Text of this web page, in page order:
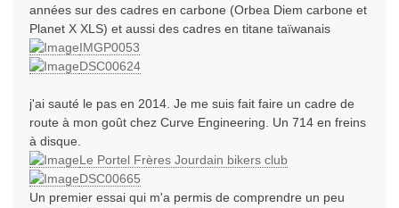
années sur des cadres en carbone (Orbea Diem carbone et
Planet X XLS) et aussi des cadres en titane taïwanais
IMGP0053
DSC00624
j'ai sauté le pas en 2014. Je me suis fait faire un cadre de
route à mon goût chez Curve Engineering. Un 714 en freins
à disque.
Le Portel Frères Jourdain bikers club
DSC00665
Un premier essai qui m'a permis de comprendre un peu